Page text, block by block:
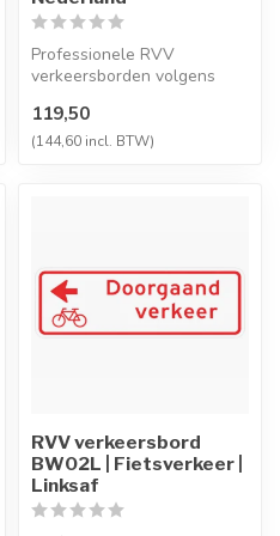
Professionele RVV
verkeersborden volgens
vervaardigd uit hoogwaa...
119,50
(144,60 incl. BTW)
RVV verkeersbord
BW02L | Fietsverkeer |
Linksaf